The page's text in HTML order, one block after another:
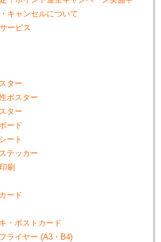
キャンセルについて
ービス
ター
ポスター
ター
ード
ート
テッカー
刷
ード
・ポストカード
ライヤー (A3・B4)